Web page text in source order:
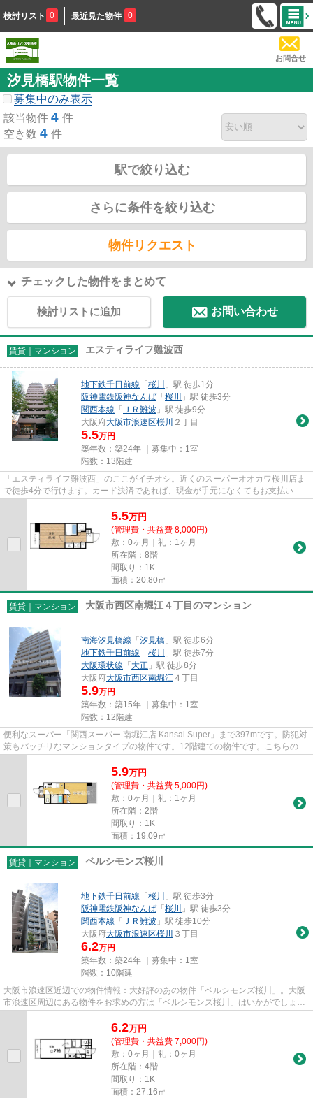
検討リスト 0 最近見た物件 0
お問合せ
汐見橋駅物件一覧
募集中のみ表示
該当物件 4 件
空き数 4 件
駅で絞り込む
さらに条件を絞り込む
物件リクエスト
チェックした物件をまとめて
検討リストに追加 お問い合わせ
賃貸｜マンション エスティライフ難波西
地下鉄千日前線 「 桜川
」駅 徒歩1分
阪神電鉄阪神なんば 「 桜川
」駅 徒歩3分
関西本線 「 ＪＲ難波 」駅 徒歩9分
大阪府大阪市浪速区桜川 ２丁目
5.5万円
築年数：築24年 ｜募集中： 1室
階数：13階建
「エスティライフ難波西」のここがイチオシ。近くのスーパーオオカワ桜川店ま
で徒歩4分で行けます。カード決済であれば、現金が手元になくてもお支払いで
5.5万円
(管理費・共益費 8,000円)
敷：0ヶ月｜礼：1ヶ月
所在階：8階
間取り：1K
面積：20.80㎡
賃貸｜マンション 大阪市西区南堀江４丁目のマンション
南海汐見橋線 「 汐見橋 」駅 徒歩6分
地下鉄千日前線 「 桜川
」駅 徒歩7分
大阪環状線 「 大正 」駅 徒歩8分
大阪府大阪市西区南堀江 ４丁目
5.9万円
築年数：築15年 ｜募集中： 1室
階数：12階建
便利なスーパー「関西スーパー 南堀江店 Kansai Super」まで397mです。防犯対
策もバッチリなマンションタイプの物件です。12階建ての物件です。こちらの物
5.9万円
(管理費・共益費 5,000円)
敷：0ヶ月｜礼：1ヶ月
所在階：2階
間取り：1K
面積：19.09㎡
賃貸｜マンション ベルシモンズ桜川
地下鉄千日前線 「 桜川
」駅 徒歩3分
阪神電鉄阪神なんば 「 桜川
」駅 徒歩3分
関西本線 「 ＪＲ難波 」駅 徒歩10分
大阪府大阪市浪速区桜川 ３丁目
6.2万円
築年数：築24年 ｜募集中： 1室
階数：10階建
大阪市浪速区近辺での物件情報：大好評のあの物件「ベルシモンズ桜川」。大阪
市浪速区周辺にある物件をお求めの方は「ベルシモンズ桜川」はいかがでしょう
6.2万円
(管理費・共益費 7,000円)
敷：0ヶ月｜礼：0ヶ月
所在階：4階
間取り：1K
面積：27.16㎡